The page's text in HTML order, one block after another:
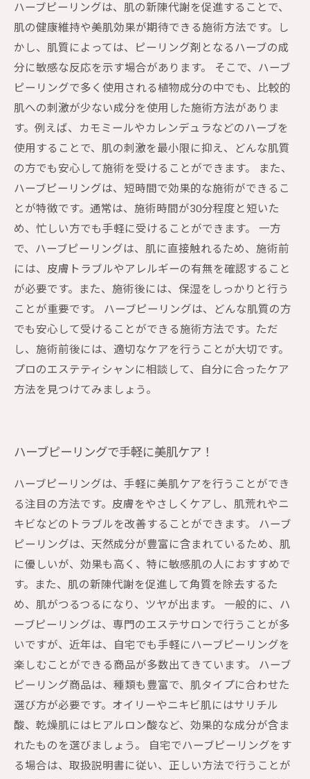
ハーブピーリングは、肌の新陳代謝を促進することで、
肌の健康維持や美肌効果が期待できる施術方法です。し
かし、肌質によっては、ピーリング剤となるハーブの成
分に敏感な反応を示す場合があります。 そこで、ハーブ
ピーリングで多く使用される植物成分の中でも、比較的
肌への刺激が少ない成分を使用した施術方法がありま
す。例えば、カモミールやカレンデュラなどのハーブを
使用することで、肌の刺激を最小限に抑え、どんな肌質
の方でも安心して施術を受けることができます。 また、
ハーブピーリングは、短時間で効果的な施術ができるこ
とが特徴です。通常は、施術時間が30分程度と短いた
め、忙しい方でも手軽に受けることができます。 一方
で、ハーブピーリングは、肌に直接触れるため、施術前
には、皮膚トラブルやアレルギーの有無を確認すること
が必要です。また、施術後には、保湿をしっかりと行う
ことが重要です。 ハーブピーリングは、どんな肌質の方
でも安心して受けることができる施術方法です。ただ
し、施術前後には、適切なケアを行うことが大切です。
プロのエステティシャンに相談して、自分に合ったケア
方法を見つけてみましょう。
ハーブピーリングで手軽に美肌ケア！
ハーブピーリングは、手軽に美肌ケアを行うことができ
る注目の方法です。皮膚をやさしくケアし、肌荒れやニ
キビなどのトラブルを改善することができます。 ハーブ
ピーリングは、天然成分が豊富に含まれているため、肌
に優しいが、効果も高く、特に敏感肌の人におすすめで
す。また、肌の新陳代謝を促進して角質を除去するた
め、肌がつるつるになり、ツヤが出ます。 一般的に、ハ
ーブピーリングは、専門のエステサロンで行うことが多
いですが、近年は、自宅でも手軽にハーブピーリングを
楽しむことができる商品が多数出てきています。 ハーブ
ピーリング商品は、種類も豊富で、肌タイプに合わせた
選び方が必要です。オイリーやニキビ肌にはサリチル
酸、乾燥肌にはヒアルロン酸など、効果的な成分が含ま
れたものを選びましょう。 自宅でハーブピーリングをす
る場合は、取扱説明書に従い、正しい方法で行うことが